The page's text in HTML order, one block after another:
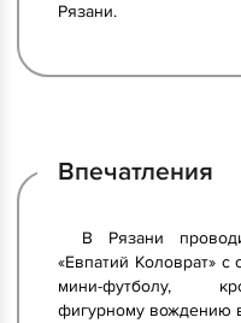
Рязани.
Впечатления
В Рязани
«Евпатий Коловрат» с
мини-футболу,
фигурному вождению